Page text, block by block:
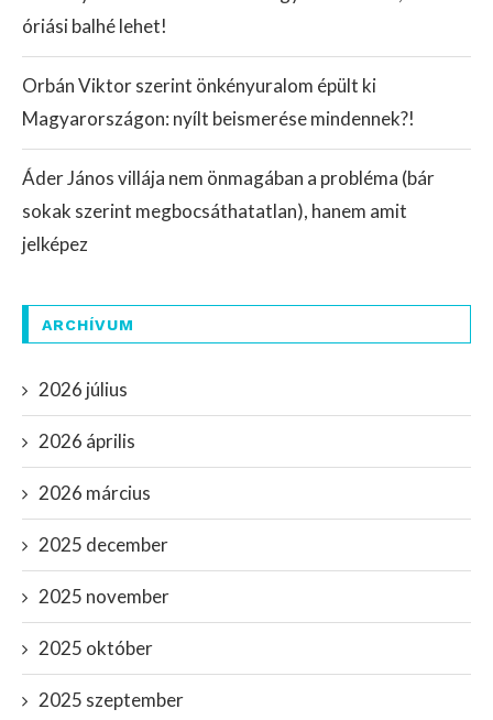
óriási balhé lehet!
Orbán Viktor szerint önkényuralom épült ki
Magyarországon: nyílt beismerése mindennek?!
Áder János villája nem önmagában a probléma (bár
sokak szerint megbocsáthatatlan), hanem amit
jelképez
ARCHÍVUM
2026 július
2026 április
2026 március
2025 december
2025 november
2025 október
2025 szeptember